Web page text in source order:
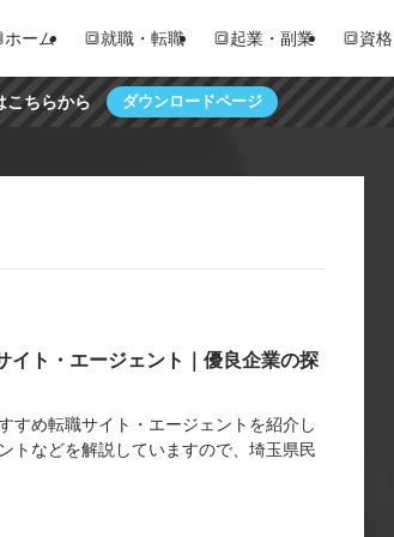
ホーム 🔳就職・転職 🔳起業・副業 🔳資
こちらから ダウンロードページ
イト・エージェント｜優良企業の探
すめ転職サイト・エージェントを紹介し
トなどを解説していますので、埼玉県民